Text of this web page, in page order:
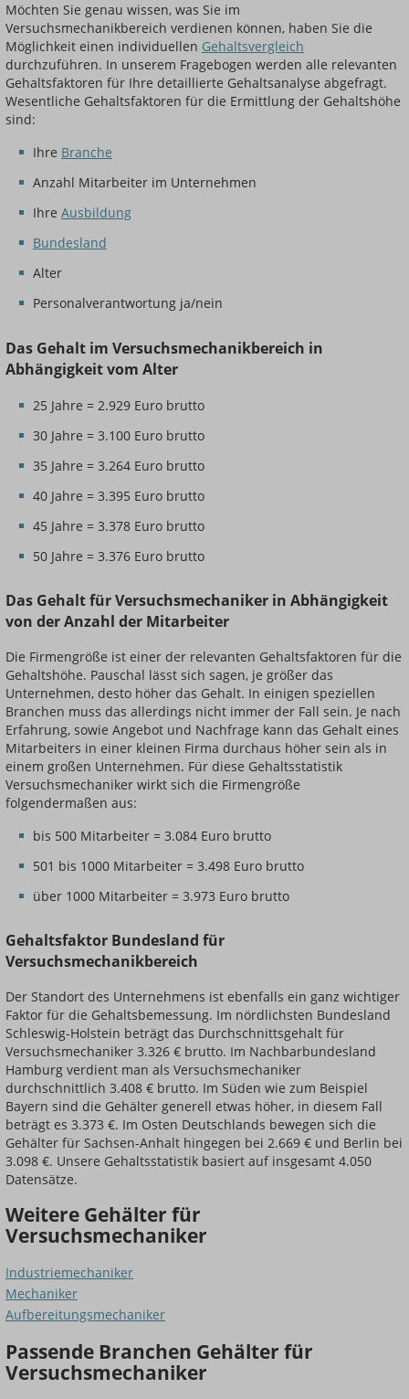
Möchten Sie genau wissen, was Sie im
Versuchsmechanikbereich verdienen können, haben Sie die
Möglichkeit einen individuellen Gehaltsvergleich
durchzuführen. In unserem Fragebogen werden alle relevanten
Gehaltsfaktoren für Ihre detaillierte Gehaltsanalyse abgefragt.
Wesentliche Gehaltsfaktoren für die Ermittlung der Gehaltshöhe
sind:
Ihre Branche
Anzahl Mitarbeiter im Unternehmen
Ihre Ausbildung
Bundesland
Alter
Personalverantwortung ja/nein
Das Gehalt im Versuchsmechanikbereich in
Abhängigkeit vom Alter
25 Jahre = 2.929 Euro brutto
30 Jahre = 3.100 Euro brutto
35 Jahre = 3.264 Euro brutto
40 Jahre = 3.395 Euro brutto
45 Jahre = 3.378 Euro brutto
50 Jahre = 3.376 Euro brutto
Das Gehalt für Versuchsmechaniker in Abhängigkeit
von der Anzahl der Mitarbeiter
Die Firmengröße ist einer der relevanten Gehaltsfaktoren für die
Gehaltshöhe. Pauschal lässt sich sagen, je größer das
Unternehmen, desto höher das Gehalt. In einigen speziellen
Branchen muss das allerdings nicht immer der Fall sein. Je nach
Erfahrung, sowie Angebot und Nachfrage kann das Gehalt eines
Mitarbeiters in einer kleinen Firma durchaus höher sein als in
einem großen Unternehmen. Für diese Gehaltsstatistik
Versuchsmechaniker wirkt sich die Firmengröße
folgendermaßen aus:
bis 500 Mitarbeiter = 3.084 Euro brutto
501 bis 1000 Mitarbeiter = 3.498 Euro brutto
über 1000 Mitarbeiter = 3.973 Euro brutto
Gehaltsfaktor Bundesland für
Versuchsmechanikbereich
Der Standort des Unternehmens ist ebenfalls ein ganz wichtiger
Faktor für die Gehaltsbemessung. Im nördlichsten Bundesland
Schleswig-Holstein beträgt das Durchschnittsgehalt für
Versuchsmechaniker 3.326 € brutto. Im Nachbarbundesland
Hamburg verdient man als Versuchsmechaniker
durchschnittlich 3.408 € brutto. Im Süden wie zum Beispiel
Bayern sind die Gehälter generell etwas höher, in diesem Fall
beträgt es 3.373 €. Im Osten Deutschlands bewegen sich die
Gehälter für Sachsen-Anhalt hingegen bei 2.669 € und Berlin bei
3.098 €. Unsere Gehaltsstatistik basiert auf insgesamt 4.050
Datensätze.
Weitere Gehälter für
Versuchsmechaniker
Industriemechaniker
Mechaniker
Aufbereitungsmechaniker
Passende Branchen Gehälter für
Versuchsmechaniker